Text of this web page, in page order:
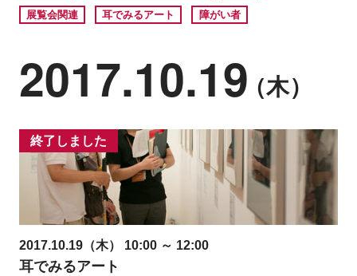
展覧会関連 耳でみるアート 障がい者
2017.10.19（木）
終了しました
2017.10.19（木） 10:00 ～ 12:00
耳でみるアート